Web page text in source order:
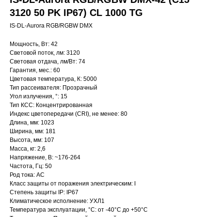
3120 50 PK IP67) CL 1000 TG
IS-DL-Aurora RGB/RGBW DMX
Мощность, Вт: 42
Световой поток, лм: 3120
Световая отдача, лм/Вт: 74
Гарантия, мес.: 60
Цветовая температура, К: 5000
Тип рассеивателя: Прозрачный
Угол излучения, °: 15
Тип КСС: Концентрированная
Индекс цветопередачи (CRI), не менее: 80
Длина, мм: 1023
Ширина, мм: 181
Высота, мм: 107
Масса, кг: 2,6
Напряжение, В: ~176-264
Частота, Гц: 50
Род тока: AC
Класс защиты от поражения электрическим: I
Степень защиты IP: IP67
Климатическое исполнение: УХЛ1
Температура эксплуатации, °С: от -40°C до +50°C